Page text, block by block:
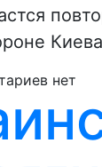
нет